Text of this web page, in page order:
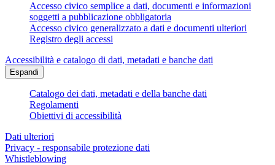
Accesso civico semplice a dati, documenti e informazioni
soggetti a pubblicazione obbligatoria
Accesso civico generalizzato a dati e documenti ulteriori
Registro degli accessi
Accessibilità e catalogo di dati, metadati e banche dati
Espandi
Catalogo dei dati, metadati e della banche dati
Regolamenti
Obiettivi di accessibilità
Dati ulteriori
Privacy - responsabile protezione dati
Whistleblowing